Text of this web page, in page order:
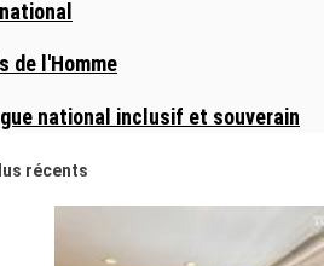
de l'Homme
national inclusif et souverain
récents